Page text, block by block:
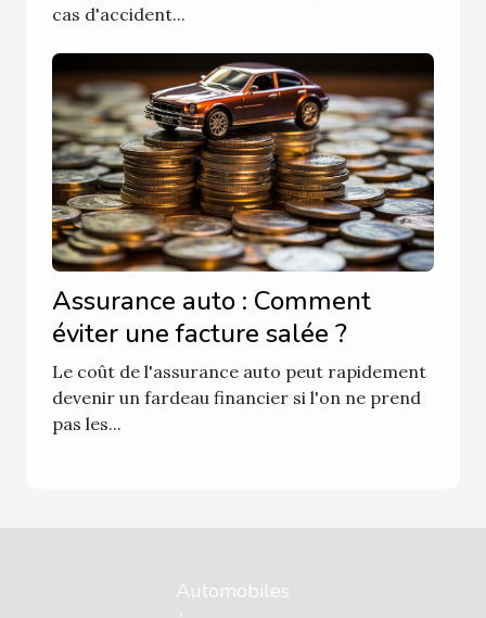
cas d'accident...
Assurance auto : Comment
éviter une facture salée ?
Le coût de l'assurance auto peut rapidement
devenir un fardeau financier si l'on ne prend
pas les...
Automobiles